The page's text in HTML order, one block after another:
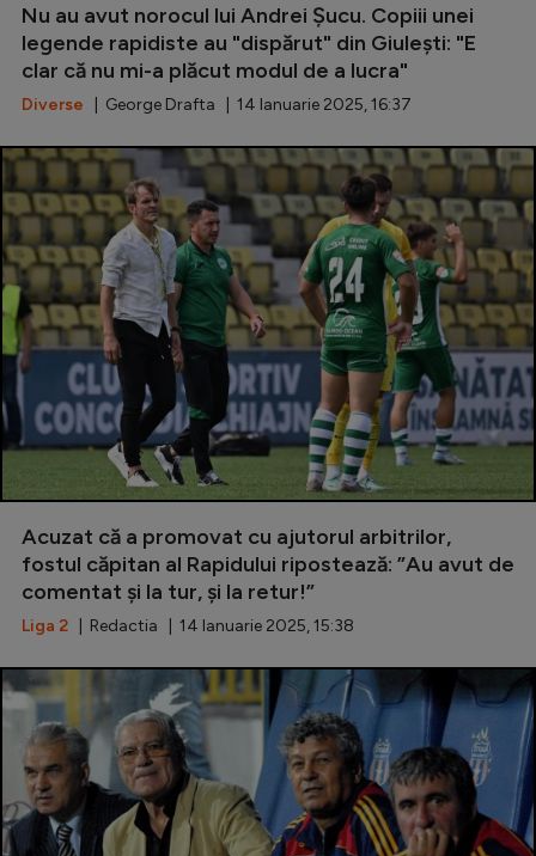
Intră în cont
Creează cont
Nu au avut norocul lui Andrei Șucu. Copiii unei
legende rapidiste au "dispărut" din Giulești: "E
clar că nu mi-a plăcut modul de a lucra"
Diverse | George Drafta | 14 Ianuarie 2025, 16:37
Acuzat că a promovat cu ajutorul arbitrilor,
fostul căpitan al Rapidului ripostează: ”Au avut de
comentat și la tur, și la retur!”
Liga 2 | Redactia | 14 Ianuarie 2025, 15:38